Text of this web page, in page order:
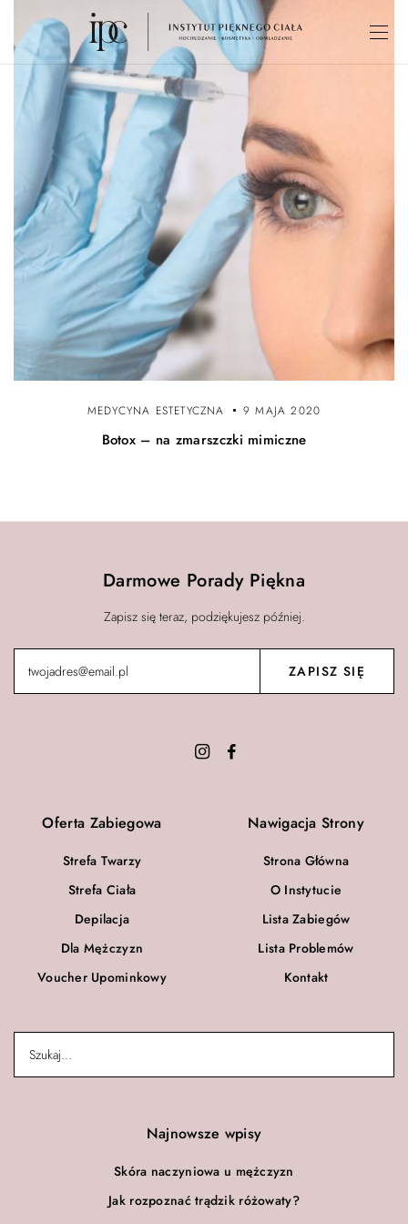
MEDYCYNA ESTETYCZNA 9 MAJA 2020
Botox – na zmarszczki mimiczne
Najnowsze wpisy
Skóra naczyniowa u mężczyzn
Jak rozpoznać trądzik różowaty?
Oferta Zabiegowa
Strefa Twarzy
Strefa Ciała
Depilacja
Dla Mężczyzn
Voucher Upominkowy
Nawigacja Strony
Strona Główna
O Instytucie
Lista Zabiegów
Lista Problemów
Kontakt
Darmowe Porady Piękna
Zapisz się teraz, podziękujesz później.